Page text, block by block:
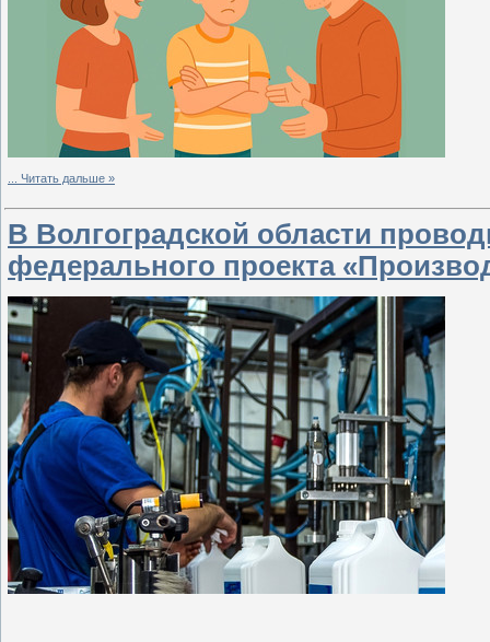
Читать дальше »
В Волгоградской области
федерального проекта